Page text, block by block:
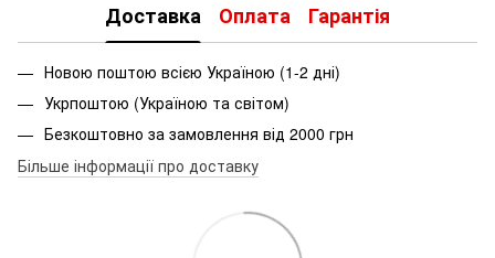
Доставка Оплата Гарантія
Новою поштою всією Україною (1-2 дні)
Укрпоштою (Україною та світом)
Безкоштовно за замовлення від 2000 грн
Більше інформації про доставку